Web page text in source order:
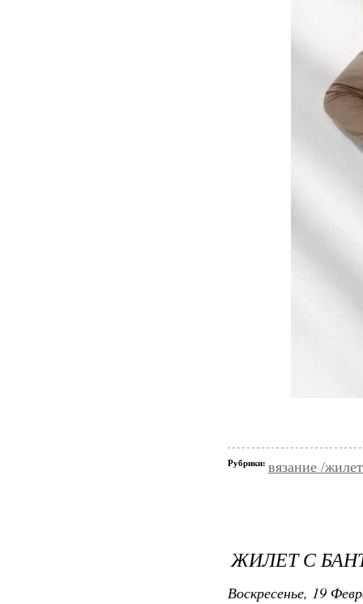
Рубрики: вязание /
ЖИЛЕТ С
Воскресенье, 19